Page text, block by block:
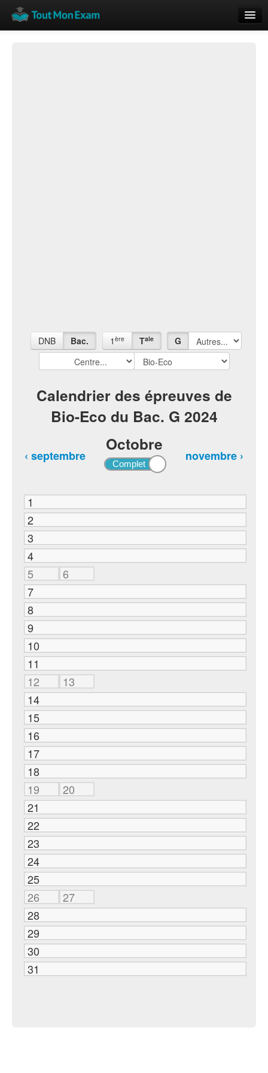
DNB Bac. 1 ère Tale G
Calendrier des épreuves de
Bio-Eco du Bac. G 2024
Octobre
‹ septembre novembre ›
1
2
3
4
5
6
7
8
9
10
11
12
13
14
15
16
17
18
19
20
21
22
23
24
25
26
27
28
29
30
31